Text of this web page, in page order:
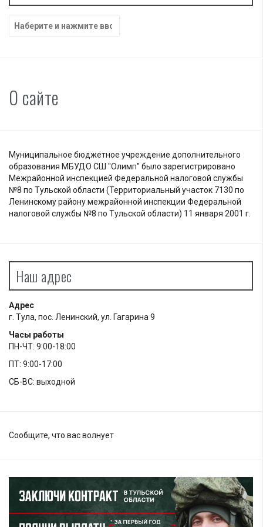
Найти:
О сайте
Муниципальное бюджетное учреждение дополнительного
образования МБУДО СШ "Олимп" было зарегистрировано
Межрайонной инспекцией Федеральной налоговой службы
№8 по Тульской области (Территориальный участок 7130 по
Ленинскому району межрайонной инспекции Федеральной
налоговой службы №8 по Тульской области) 11 января 2001 г.
Наш адрес
Адрес
г. Тула, пос. Ленинский, ул. Гагарина 9
Часы работы
ПН-ЧТ: 9:00-18:00
ПТ: 9:00-17:00
СБ-ВС: выходной
Сообщите, что вас волнует